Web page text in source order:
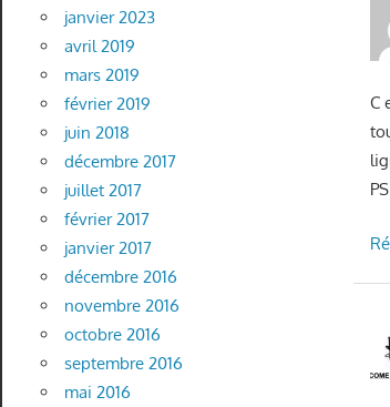
C
janvier 2023
avril 2019
mars 2019
février 2019
juin 2018
décembre 2017
juillet 2017
février 2017
janvier 2017
décembre 2016
novembre 2016
octobre 2016
septembre 2016
mai 2016